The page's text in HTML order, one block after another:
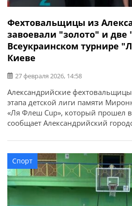
Фехтовальщицы из
завоевали "золото" и две
Всеукраинском турнире
Киеве
27 февраля 2026, 14:58
Александрийские
этапа детской лиги памяти
«Ля Флеш Cup», который прошел
сообщает Александрийский
участниц из разных областей
представили воспитанники
КДЮСШ №2. По результатам
фехтовальщицы в своих
спортсмены показали […]
Спорт